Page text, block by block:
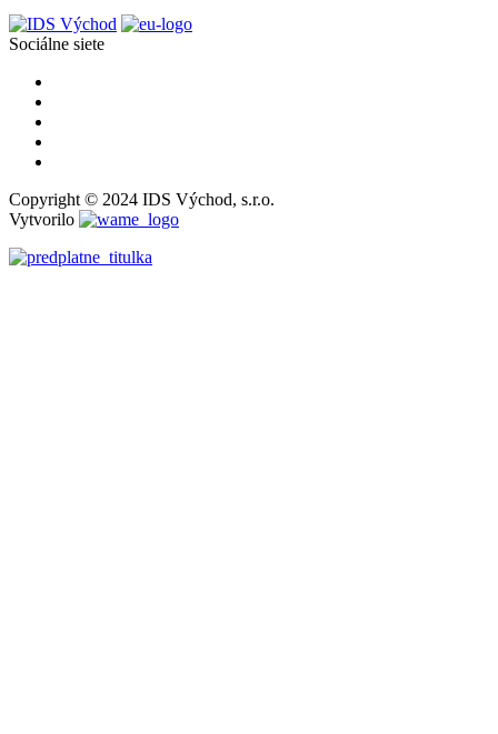
Sociálne siete
Copyright © 2024 IDS Východ, s.r.o.
Vytvorilo